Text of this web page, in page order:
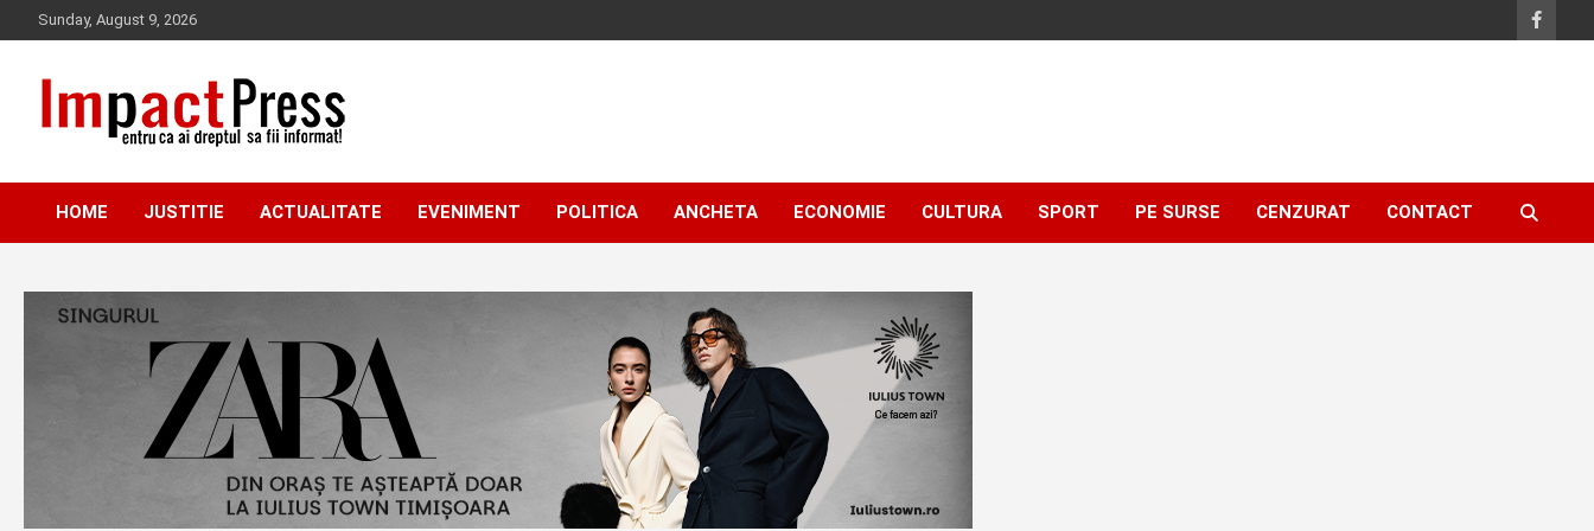
to
Sunday, August 9, 2026
IMPACTPRESS
HOME JUSTITIE ACTUALITATE EVENIMENT POLITICA ANCHETA ECONOMIE CULTURA SPORT PE SURSE CENZURAT CONTACT